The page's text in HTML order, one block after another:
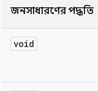
জনসাধারণের পদ্ধতি
void